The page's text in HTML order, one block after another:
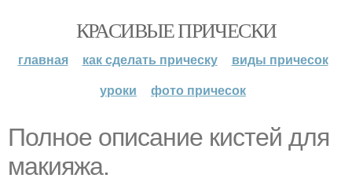
КРАСИВЫЕ ПРИЧЕСКИ
главная как сделать прическу
виды причесок
уроки
фото причесок
Полное описание кистей для
макияжа.